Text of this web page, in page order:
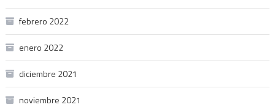
febrero 2022
enero 2022
diciembre 2021
noviembre 2021